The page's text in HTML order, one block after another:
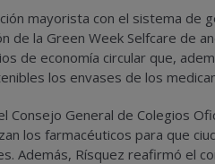
mayorista con el sistema de
de la Green Week Selfcare de
de economía circular que,
los envases de los
Consejo General de Colegios
los farmacéuticos para que
Además, Rísquez reafirmó el